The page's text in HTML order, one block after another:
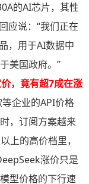
的AI芯片，其性
应说：“我们正在
，用于AI数据中
美国政府。”
，竟有超7成在涨
企业的API价格
，订阅方案越来
上的高价档里，
涨价只是
型价格的下行速